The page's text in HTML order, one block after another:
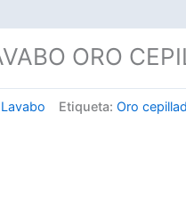
ORO
Lavabo Etiqueta: Oro